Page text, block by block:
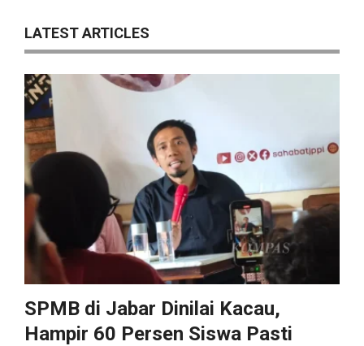
LATEST ARTICLES
SPMB di Jabar Dinilai Kacau,
Hampir 60 Persen Siswa Pasti